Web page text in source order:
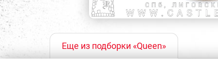
Еще из подборки «Queen»